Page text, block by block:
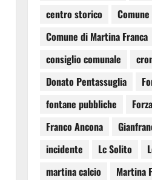
centro storico
Comune
Comune di Martina Franca
consiglio comunale
Donato Pentassuglia
fontane pubbliche
Franco Ancona
incidente
Lc Solito
martina calcio
Martina